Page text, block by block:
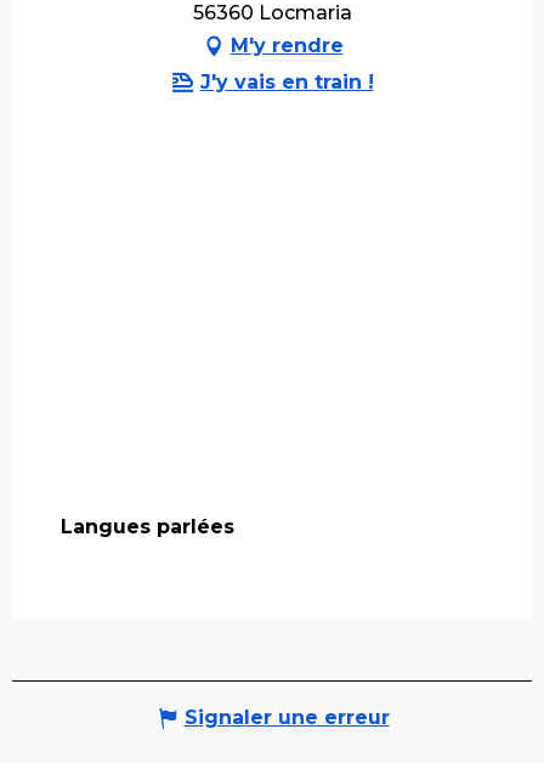
56360 Locmaria
M'y rendre
J'y vais en train !
Langues parlées
Langues parlées
Signaler une erreur